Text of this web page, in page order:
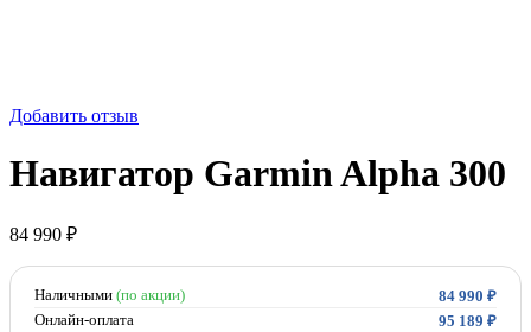
Добавить отзыв
Навигатор Garmin Alpha 300
84 990 ₽
Наличными (по акции) 84 990 ₽
Онлайн-оплата
95 189 ₽